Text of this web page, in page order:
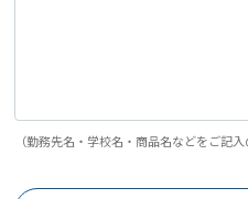
（勤務先名・学校名・商品名などをご記